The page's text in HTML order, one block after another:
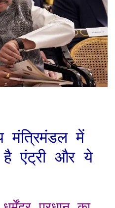
मंत्रिमंडल में
है एंट्री और ये